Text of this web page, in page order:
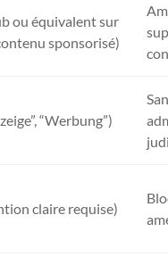
ou équivalent sur
sponsorisé)
“Werbung”)
claire requise)